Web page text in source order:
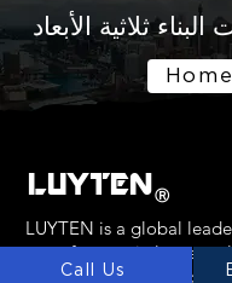
ثلاثية الأبعاد
Home
LUYTENⓇ
LUYTEN is a global
manufacturer in large-
printers, redefining
Call Us